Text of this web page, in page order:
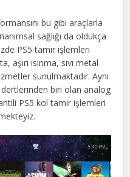
bu gibi araçlarla
sağlığı da oldukça
PS5 tamir işlemleri
ısınma, sıvı metal
sunulmaktadır. Aynı
biri olan analog
PS5 kol tamir işlemleri